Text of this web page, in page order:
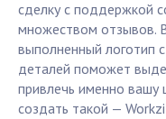
сделку с поддержкой
множеством отзывов.
выполненный логотип
деталей поможет
привлечь именно вашу
создать такой —